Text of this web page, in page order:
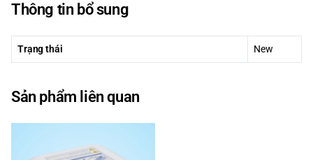
Thông tin bổ sung
Trạng thái New
Sản phẩm liên quan